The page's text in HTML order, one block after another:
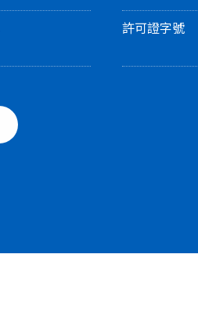
許可證字號